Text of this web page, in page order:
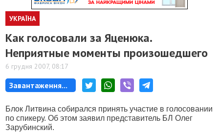
УКРАЇНА
Как голосовали за Яценюка.
Неприятные моменты произошедшего
6 грудня 2007, 08:17
Завантаження...
Блок Литвина собирался принять участие в голосовании
по спикеру. Об этом заявил представитель БЛ Олег
Зарубинский.